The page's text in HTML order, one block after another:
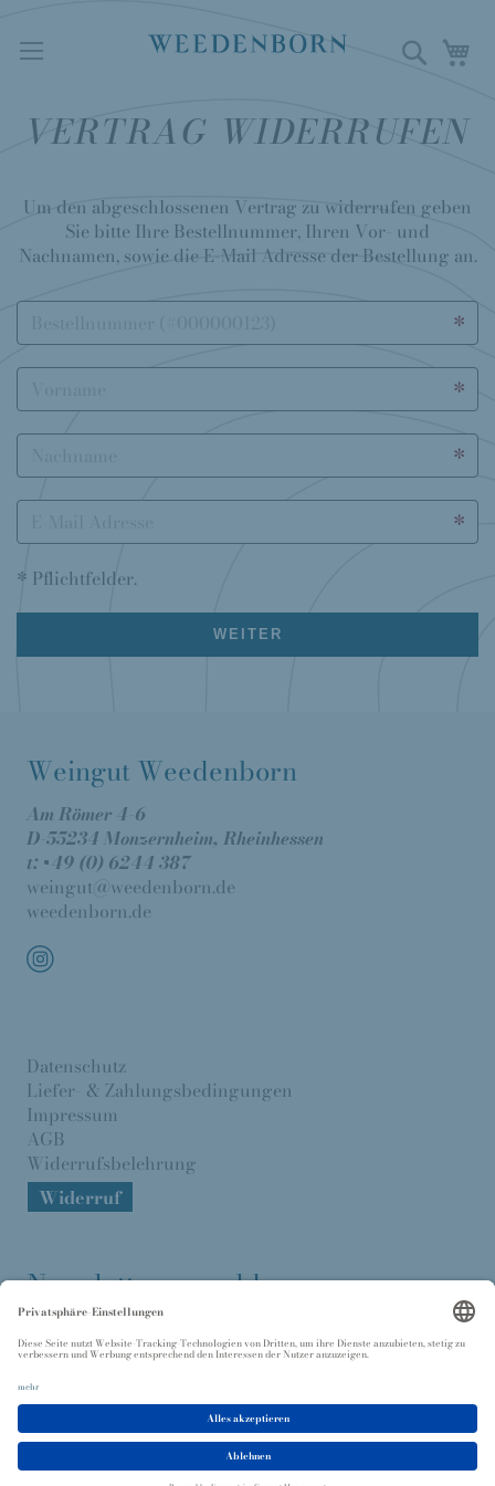
zum
Inhalt
Suche
VERTRAG WIDERRUFEN
Um den abgeschlossenen Vertrag zu widerrufen geben
Sie bitte Ihre Bestellnummer, Ihren Vor- und
Nachnamen, sowie die E-Mail Adresse der Bestellung an.
Bestellnummer
Vorname
Nachname
E-Mail
* Pflichtfelder.
WEITER
Weingut Weedenborn
Am Römer 4-6
D-55234 Monzernheim, Rheinhessen
t: +49 (0) 6244 387
weingut@weedenborn.de
weedenborn.de
Datenschutz
Liefer- & Zahlungsbedingungen
Impressum
AGB
Widerrufsbelehrung
Widerruf
Newsletter anmelden
Senden >
Ich willige in die Verarbeitung meiner Daten gemäß der
Datenschutzerklärung